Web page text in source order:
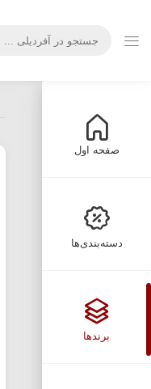
صفحه اول
دسته‌بندی‌ها
برندها